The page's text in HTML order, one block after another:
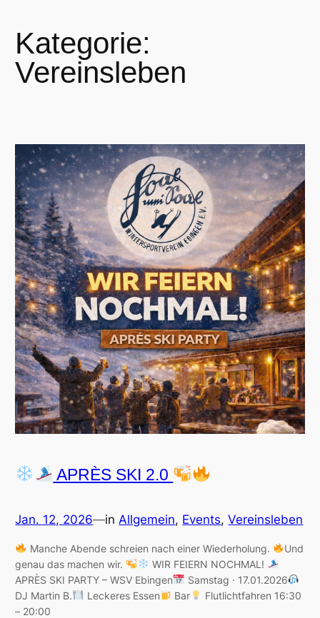
Kategorie:
Vereinsleben
APRÈS SKI 2.0
Jan. 12, 2026—inAllgemein, Events, Vereinsleben
Manche Abende schreien nach einer Wiederholung.
Und
genau das machen wir.
WIR FEIERN NOCHMAL!
APRÈS SKI PARTY – WSV Ebingen
Samstag · 17.01.2026
DJ Martin B.
Leckeres Essen Bar
Flutlichtfahren 16:30
– 20:00